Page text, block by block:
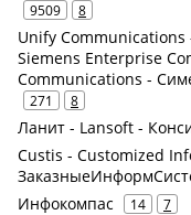
9509 8
Unify
Siemens Enterprise
Communications -
271 8
Ланит - Lansoft -
Custis - Customized
Инфокомпас 14 7